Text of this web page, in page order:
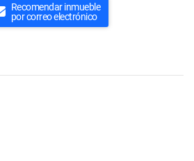
Recomendar inmueble
por correo electrónico